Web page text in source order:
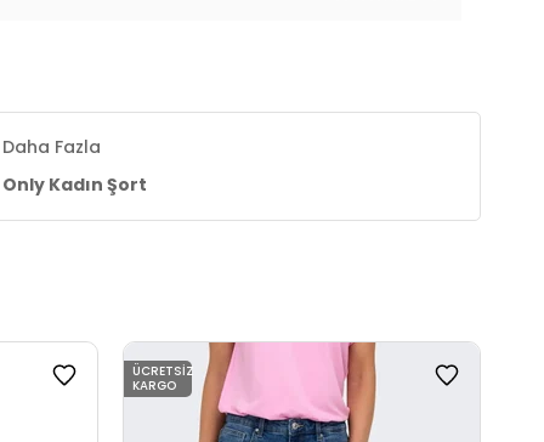
Daha Fazla
Only Kadın Şort
ÜCRETSIZ
KARGO